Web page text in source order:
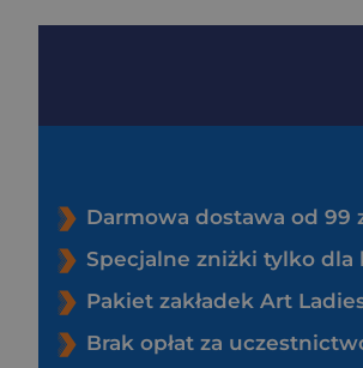
Darmowa dostawa od 99
Specjalne zniżki tylko
Pakiet zakładek Art Ladies
Brak opłat za